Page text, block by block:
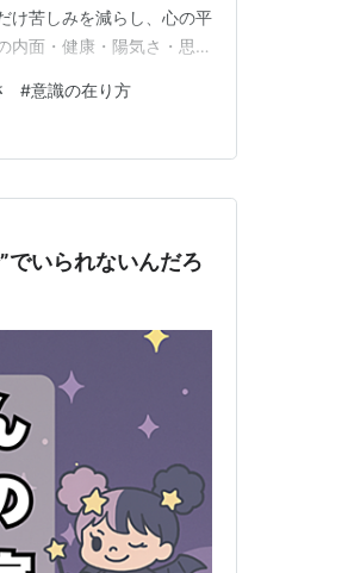
け苦しみを減らし、心の平
内面・健康・陽気さ・思考
か？ 1. 幸福を決める3つ
#意識の在り方
でいられないんだろ